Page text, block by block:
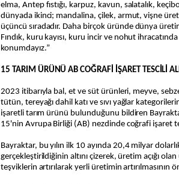
elma, Antep fıstığı, karpuz, kavun, salatalık,
dünyada ikinci; mandalina, çilek, armut, vişne
üçüncü sıradadır. Daha birçok üründe dünya
Fındık, kuru kayısı, kuru incir ve nohut
konumdayız.”
15 TARIM ÜRÜNÜ AB COĞRAFİ İŞARET TESCİLİ
2023 itibarıyla bal, et ve süt ürünleri, meyve,
tütün, tereyağı dahil katı ve sıvı yağlar
işaretli tarım ürünü bulunduğunu bildiren
15'nin Avrupa Birliği (AB) nezdinde coğrafi işaret
Bayraktar, bu yılın ilk 10 ayında 20,4 milyar
gerçekleştirildiğinin altını çizerek, üretim açığı
teşviklerin artırılarak yerli üretimin artırılmasının